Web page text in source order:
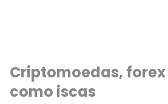
Criptomoedas, forex
como iscas